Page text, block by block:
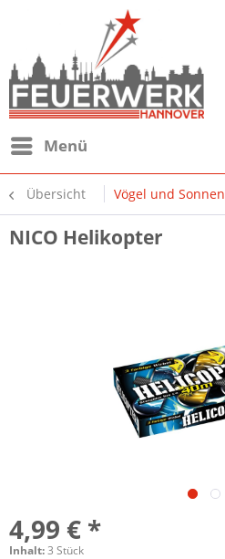
Menü
Übersicht Vögel und Sonnen
NICO Helikopter
4,99 € *
Inhalt:3 Stück